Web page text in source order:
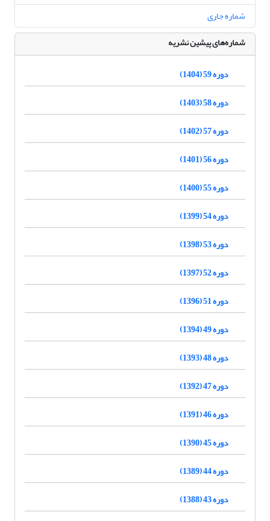
شماره جاری
شماره‌های پیشین نشریه
دوره 59 (1404)
دوره 58 (1403)
دوره 57 (1402)
دوره 56 (1401)
دوره 55 (1400)
دوره 54 (1399)
دوره 53 (1398)
دوره 52 (1397)
دوره 51 (1396)
دوره 49 (1394)
دوره 48 (1393)
دوره 47 (1392)
دوره 46 (1391)
دوره 45 (1390)
دوره 44 (1389)
دوره 43 (1388)